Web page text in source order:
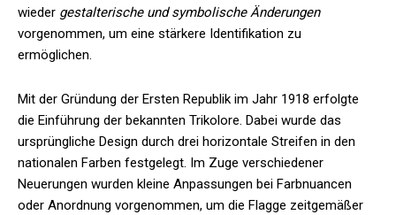
wieder gestalterische und symbolische Änderungen
vorgenommen, um eine stärkere Identifikation zu
ermöglichen.
Mit der Gründung der Ersten Republik im Jahr 1918 erfolgte
die Einführung der bekannten Trikolore. Dabei wurde das
ursprüngliche Design durch drei horizontale Streifen in den
nationalen Farben festgelegt. Im Zuge verschiedener
Neuerungen wurden kleine Anpassungen bei Farbnuancen
oder Anordnung vorgenommen, um die Flagge zeitgemäßer